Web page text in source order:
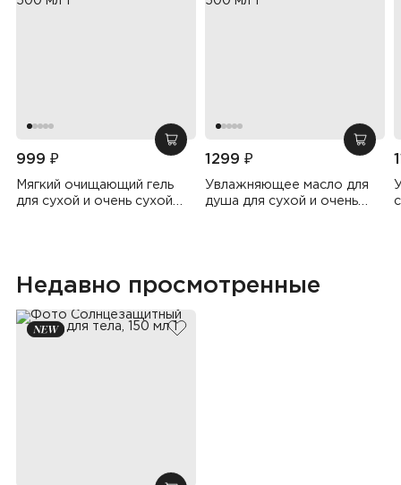
добавить в корзину
999 ₽
Мягкий очищающий гель
для сухой и очень сухой
1299 ₽
Увлажняющее масло для
душа для сухой и очень
Недавно просмотренные
добавить в избранное